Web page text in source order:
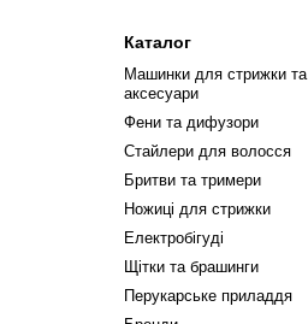
Каталог
Машинки для стрижки та
аксесуари
Фени та дифузори
Стайлери для волосся
Бритви та тримери
Ножиці для стрижки
Електробігуді
Щітки та брашинги
Перукарське приладдя